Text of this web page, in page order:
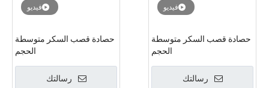
فيديو
حصادة قصب السكر متوسطة
الحجم
رسالتك
فيديو
حصادة قصب السكر متوسطة
الحجم
رسالتك